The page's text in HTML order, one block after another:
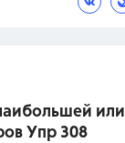
или
Упр 308